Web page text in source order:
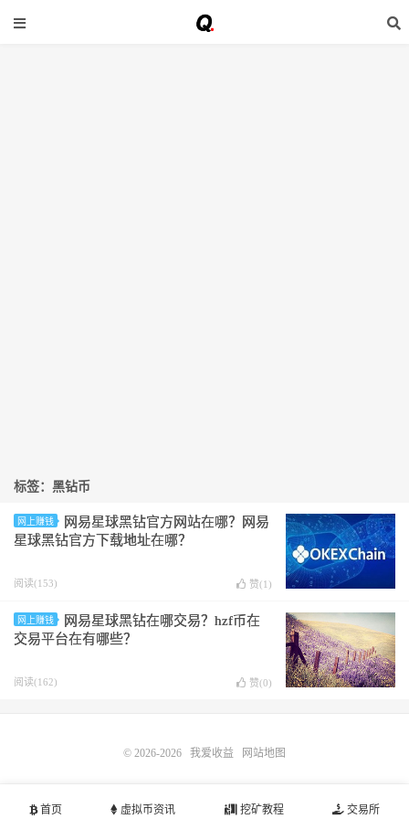
标签：黑钻币
网上赚钱
网易星球黑钻官方网站在哪？网易
星球黑钻官方下载地址在哪？
阅读(153) 赞(1 )
网上赚钱
网易星球黑钻在哪交易？hzf币在
交易平台在有哪些？
阅读(162) 赞(0)
首页 虚拟币资讯 挖矿教程 交易所
© 2026-2026 我爱收益 网站地图